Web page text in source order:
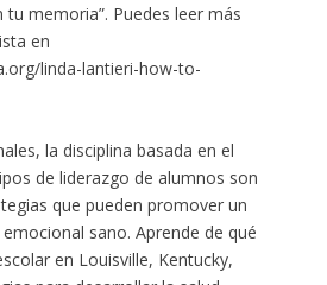
memoria”. Puedes leer más
en
linda-lantieri-how-to-
la disciplina basada en el
de liderazgo de alumnos son
que pueden promover un
sano. Aprende de qué
en Louisville, Kentucky,